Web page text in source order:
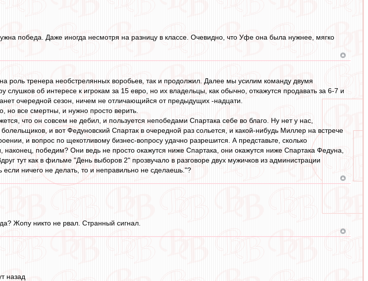
победа. Даже иногда несмотря на разницу в классе. Очевидно, что Уфе она была нужнее, мягко
роль тренера необстрелянных воробьев, так и продолжил. Далее мы усилим команду двумя
об интересе к игрокам за 15 евро, но их владельцы, как обычно, откажутся продавать за 6-7 и
очередной сезон, ничем не отличающийся от предыдущих -надцати.
но все смертны, и нужно просто верить.
что он совсем не дебил, и пользуется непобедами Спартака себе во благо. Ну нет у нас,
и вот Федуновский Спартак в очередной раз сольется, и какой-нибудь Миллер на встрече
и вопрос по щекотливому бизнес-вопросу удачно разрешится. А представьте, сколько
победим? Они ведь не просто окажутся ниже Спартака, они окажутся ниже Спартака Федуна,
тут как в фильме "День выборов 2" прозвучало в разговоре двух мужичков из администрации
если ничего не делать, то и неправильно не сделаешь."?
Жопу никто не рвал. Странный сигнал.
назад